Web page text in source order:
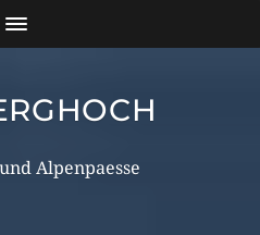
Alpenpaesse